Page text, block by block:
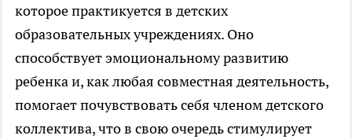
которое практикуется в детских
образовательных учреждениях. Оно
способствует эмоциональному развитию
ребенка и, как любая совместная деятельность,
помогает почувствовать себя членом детского
коллектива, что в свою очередь стимулирует